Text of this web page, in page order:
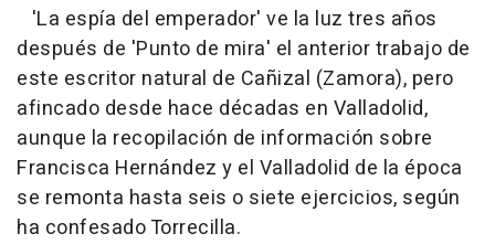
'La espía del emperador' ve la luz tres años
después de 'Punto de mira' el anterior trabajo de
este escritor natural de Cañizal (Zamora), pero
afincado desde hace décadas en Valladolid,
aunque la recopilación de información sobre
Francisca Hernández y el Valladolid de la época
se remonta hasta seis o siete ejercicios, según
ha confesado Torrecilla.